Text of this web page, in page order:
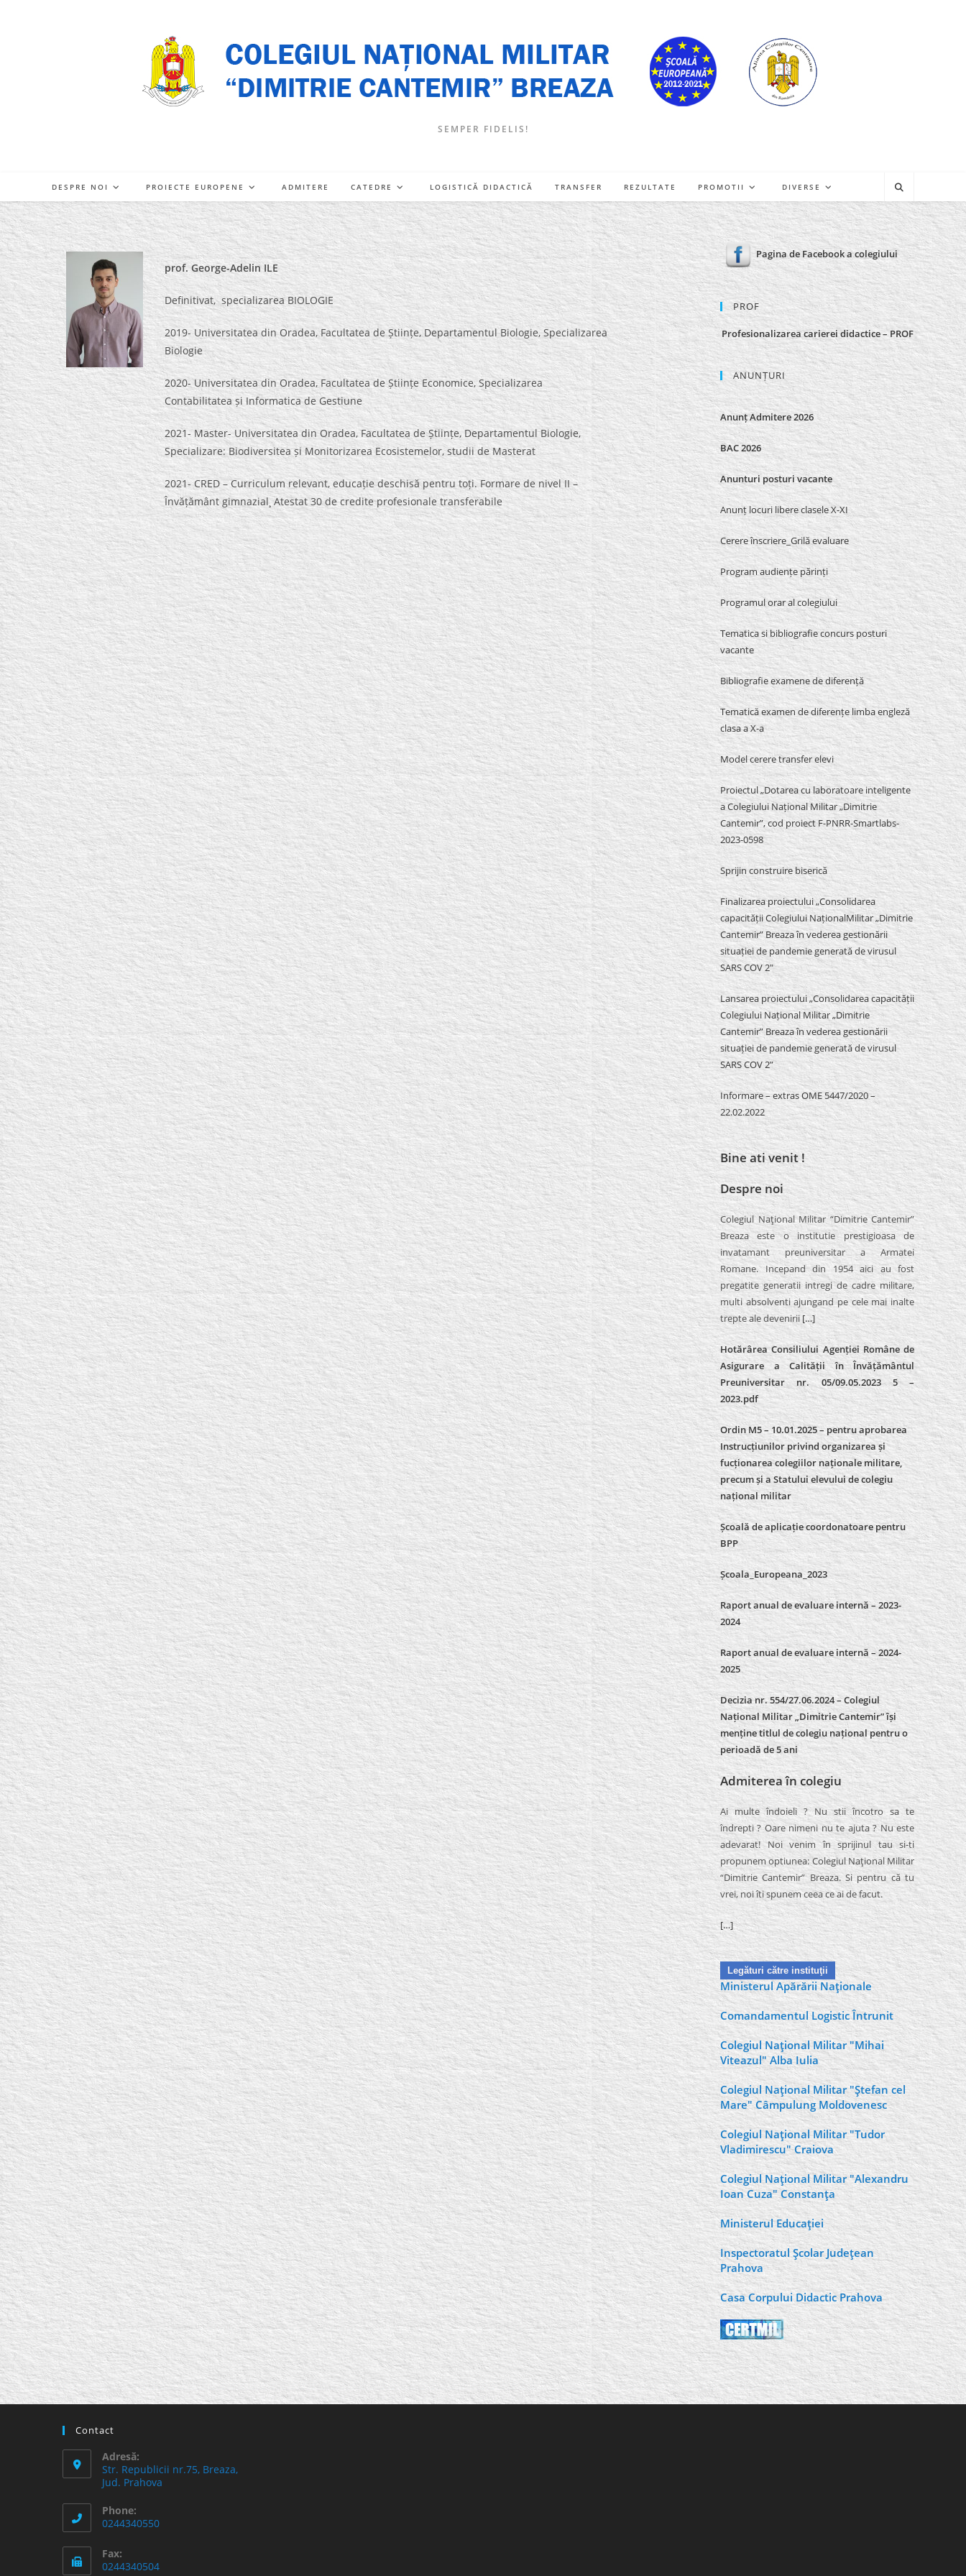
SEMPER FIDELIS!
DESPRE NOI PROIECTE EUROPENE ADMITERE CATEDRE LOGISTICĂ DIDACTICĂ TRANSFER REZULTATE PROMOTII DIVERSE
prof. George-Adelin ILE
Definitivat, specializarea BIOLOGIE
2019- Universitatea din Oradea, Facultatea de Științe, Departamentul Biologie, Specializarea
Biologie
2020- Universitatea din Oradea, Facultatea de Științe Economice, Specializarea
Contabilitatea și Informatica de Gestiune
2021- Master- Universitatea din Oradea, Facultatea de Științe, Departamentul Biologie,
Specializare: Biodiversitea și Monitorizarea Ecosistemelor, studii de Masterat
2021- CRED – Curriculum relevant, educație deschisă pentru toți. Formare de nivel II –
Învățământ gimnazial¸ Atestat 30 de credite profesionale transferabile
Pagina de Facebook a colegiului
PROF
Profesionalizarea carierei didactice – PROF
ANUNȚURI
Anunț Admitere 2026
BAC 2026
Anunturi posturi vacante
Anunț locuri libere clasele X-XI
Cerere înscriere_Grilă evaluare
Program audiențe părinți
Programul orar al colegiului
Tematica si bibliografie concurs posturi
vacante
Bibliografie examene de diferență
Tematică examen de diferențe limba engleză
clasa a X-a
Model cerere transfer elevi
Proiectul „Dotarea cu laboratoare inteligente
a Colegiului Național Militar „Dimitrie
Cantemir”, cod proiect F-PNRR-Smartlabs-
2023-0598
Sprijin construire biserică
Finalizarea proiectului „Consolidarea
capacității Colegiului NaționalMilitar „Dimitrie
Cantemir” Breaza în vederea gestionării
situației de pandemie generată de virusul
SARS COV 2″
Lansarea proiectului „Consolidarea capacității
Colegiului Național Militar „Dimitrie
Cantemir” Breaza în vederea gestionării
situației de pandemie generată de virusul
SARS COV 2”
Informare – extras OME 5447/2020 –
22.02.2022
Bine ati venit !
Despre noi
Colegiul Naţional Militar “Dimitrie Cantemir”
Breaza este o institutie prestigioasa de
invatamant preuniversitar a Armatei
Romane. Incepand din 1954 aici au fost
pregatite generatii intregi de cadre militare,
multi absolventi ajungand pe cele mai inalte
trepte ale devenirii […]
Hotărârea Consiliului Agenției Române de
Asigurare a Calității în Învățământul
Preuniversitar nr. 05/09.05.2023 5 –
2023.pdf
Ordin M5 – 10.01.2025 – pentru aprobarea
Instrucțiunilor privind organizarea și
fucționarea colegiilor naționale militare,
precum și a Statului elevului de colegiu
național militar
Școală de aplicație coordonatoare pentru
BPP
Școala_Europeana_2023
Raport anual de evaluare internă – 2023-
2024
Raport anual de evaluare internă –2024-
2025
Decizia nr. 554/27.06.2024 – Colegiul
Național Militar „Dimitrie Cantemir” își
menține titlul de colegiu național pentru o
perioadă de 5 ani
Admiterea în colegiu
Ai multe îndoieli ? Nu stii încotro sa te
îndrepti ? Oare nimeni nu te ajuta ? Nu este
adevarat! Noi venim în sprijinul tau si-ti
propunem optiunea: Colegiul Naţional Militar
“Dimitrie Cantemir” Breaza. Si pentru că tu
vrei, noi îti spunem ceea ce ai de facut.
[…]
Legături către instituţii
Ministerul Apărării Naţionale
Comandamentul Logistic Întrunit
Colegiul Naţional Militar "Mihai
Viteazul" Alba Iulia
Colegiul Naţional Militar "Ştefan cel
Mare" Câmpulung Moldovenesc
Colegiul Naţional Militar "Tudor
Vladimirescu" Craiova
Colegiul Naţional Militar "Alexandru
Ioan Cuza" Constanţa
Ministerul Educaţiei
Inspectoratul Şcolar Judeţean
Prahova
Casa Corpului Didactic Prahova
Contact
Adresă:
Str. Republicii nr.75, Breaza,
Jud. Prahova
Phone:
0244340550
Fax:
0244340504